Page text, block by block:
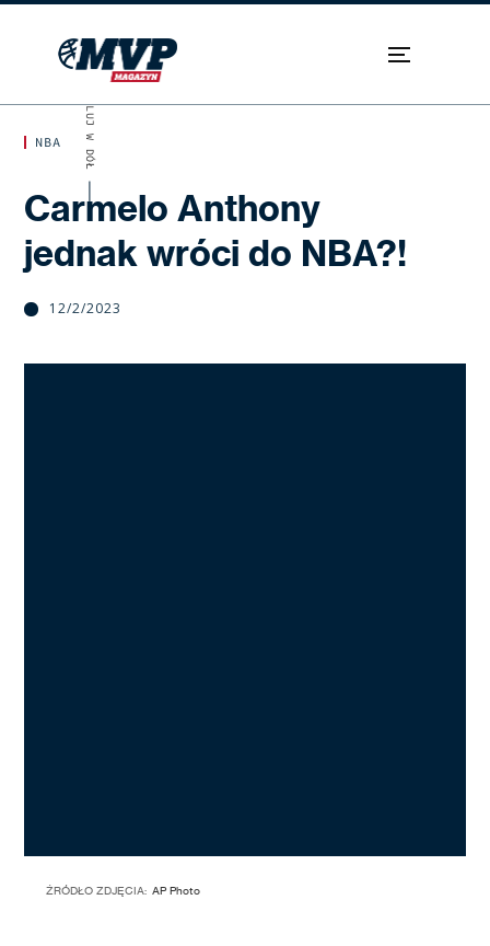
NBA
Carmelo Anthony
jednak wróci do NBA?!
12/2/2023
SKROLUJ W DÓŁ
ŹRÓDŁO ZDJĘCIA: AP Photo